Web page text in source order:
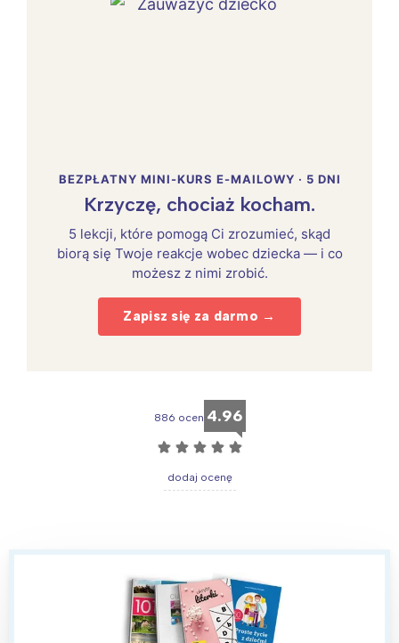
BEZPŁATNY MINI-KURS E-MAILOWY · 5 DNI
Krzyczę, chociaż kocham.
5 lekcji, które pomogą Ci zrozumieć, skąd
biorą się Twoje reakcje wobec dziecka — i co
możesz z nimi zrobić.
Zapisz się za darmo →
886 ocen 4.96
☆ ☆ ☆ ☆ ☆
dodaj ocenę